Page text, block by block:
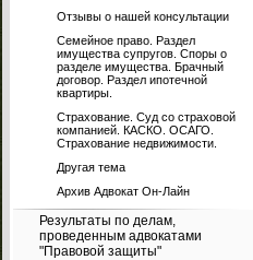
Отзывы о нашей консультации
Семейное право. Раздел
имущества супругов. Споры о
разделе имущества. Брачный
договор. Раздел ипотечной
квартиры.
Страхование. Суд со страховой
компанией. КАСКО. ОСАГО.
Страхование недвижимости.
Другая тема
Архив Адвокат Он-Лайн
Результаты по делам,
проведенным адвокатами
"Правовой защиты"